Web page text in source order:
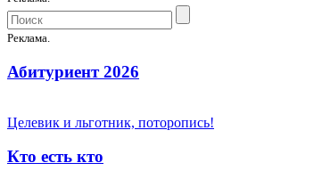
Реклама.
Абитуриент 2026
Целевик и льготник, поторопись!
Кто есть кто